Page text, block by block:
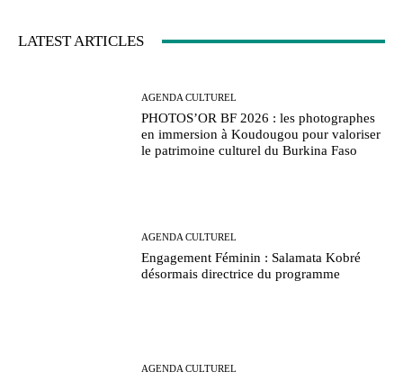
LATEST ARTICLES
AGENDA CULTUREL
PHOTOS’OR BF 2026 : les photographes
en immersion à Koudougou pour valoriser
le patrimoine culturel du Burkina Faso
AGENDA CULTUREL
Engagement Féminin : Salamata Kobré
désormais directrice du programme
AGENDA CULTUREL